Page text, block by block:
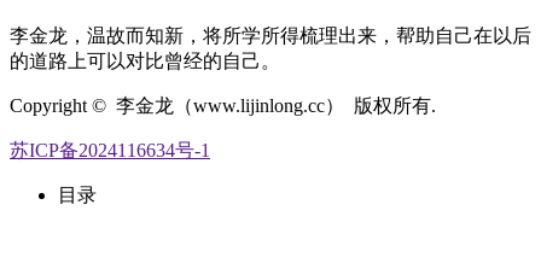
李金龙，温故而知新，将所学所得梳理出来，帮助自己在以后
的道路上可以对比曾经的自己。
Copyright © 李金龙（www.lijinlong.cc） 版权所有.
苏ICP备2024116634号-1
目录